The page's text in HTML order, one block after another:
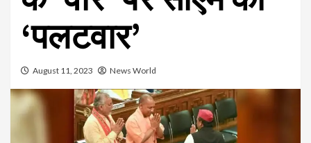
‘पलटवार’
August 11, 2023 News World